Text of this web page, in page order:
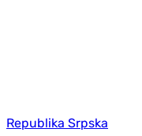
Republika Srpska